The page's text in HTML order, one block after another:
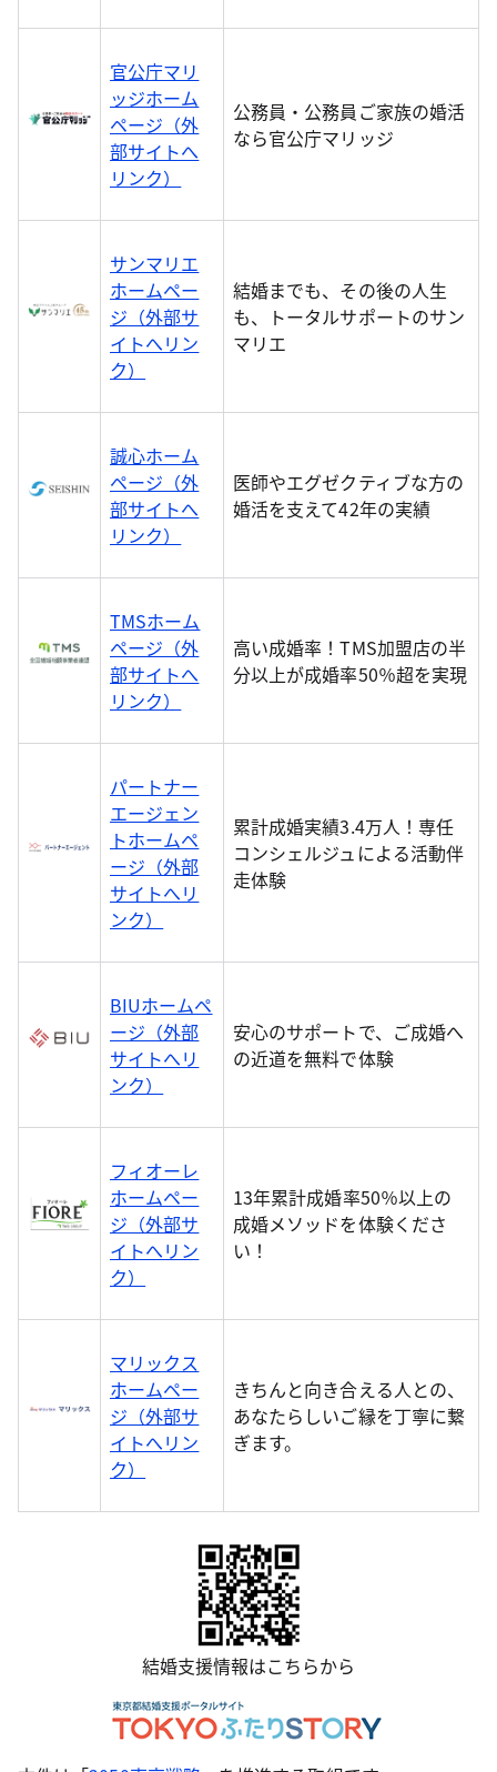
官公庁マリ
ッジホーム
ページ（外
部サイトへ
リンク）
公務員・公務員ご家族の婚活
なら官公庁マリッジ
サンマリエ
ホームペー
ジ（外部サ
イトへリン
ク）
結婚までも、その後の人生
も、トータルサポートのサン
マリエ
誠心ホーム
ページ（外
部サイトへ
リンク）
医師やエグゼクティブな方の
婚活を支えて42年の実績
TMSホーム
ページ（外
部サイトへ
リンク）
高い成婚率！TMS加盟店の半
分以上が成婚率50％超を実現
パートナー
エージェン
トホームペ
ージ（外部
サイトへリ
ンク）
累計成婚実績3.4万人！専任
コンシェルジュによる活動伴
走体験
BIUホームペ
ージ（外部
サイトへリ
ンク）
安心のサポートで、ご成婚へ
の近道を無料で体験
フィオーレ
ホームペー
ジ（外部サ
イトへリン
ク）
13年累計成婚率50％以上の
成婚メソッドを体験くださ
い！
マリックス
ホームペー
ジ（外部サ
イトへリン
ク）
きちんと向き合える人との、
あなたらしいご縁を丁寧に繋
ぎます。
結婚支援情報はこちらから